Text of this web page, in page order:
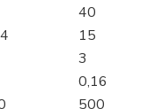
40
15
3
0,16
500